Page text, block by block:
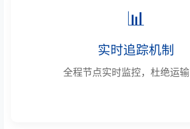
📊
实时追踪机制
全程节点实时监控，杜绝运